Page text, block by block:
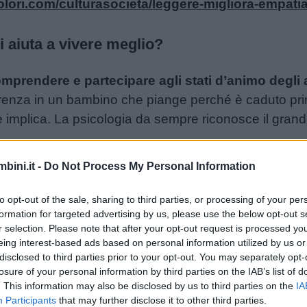
- Do Not Process My Personal Information
opt-out of the sale, sharing to third parties, or processing of your
for targeted advertising by us, please use the below opt-out
selection. Please note that after your opt-out request is processed
interest-based ads based on personal information utilized by us
to third parties prior to your opt-out. You may separately
of your personal information by third parties on the IAB’s list of
This information may also be disclosed by us to third parties on the
Participants that may further disclose it to other third parties.
culturasocieta/leggere-migliora-
aiuta a vivere meglio?
e partecipare agli stati d’animo degli
in un bambino che piange perché è caduto
La psicologia da sempre riconosce il
insomma. Ma è più recentemente che il termine
include l’empatia tra le cinque componenti
stiamo parlando, vi consiglio di leggere la nostra
dunque di una capacità correlata
e più intensa, a risolvere conflitti e